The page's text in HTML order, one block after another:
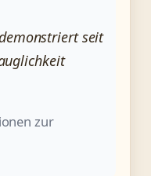
seit
zur